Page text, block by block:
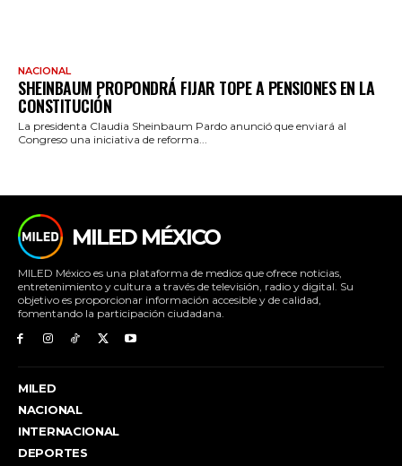
NACIONAL
SHEINBAUM PROPONDRÁ FIJAR TOPE A PENSIONES EN LA
CONSTITUCIÓN
La presidenta Claudia Sheinbaum Pardo anunció que enviará al
Congreso una iniciativa de reforma...
MILED MÉXICO
MILED México es una plataforma de medios que ofrece noticias,
entretenimiento y cultura a través de televisión, radio y digital. Su
objetivo es proporcionar información accesible y de calidad,
fomentando la participación ciudadana.
MILED
NACIONAL
INTERNACIONAL
DEPORTES